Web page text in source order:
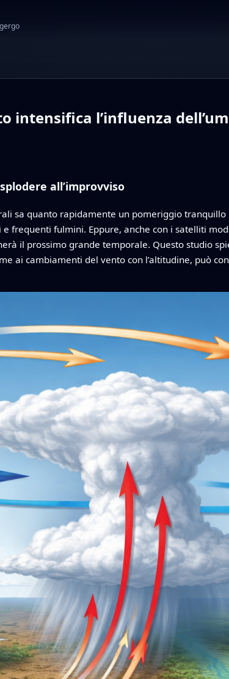
intensifica l’influenza
all’improvviso
sa quanto rapidamente un pomeriggio
frequenti fulmini. Eppure, anche con i satelliti
il prossimo grande temporale. Questo studio
ai cambiamenti del vento con l’altitudine, può